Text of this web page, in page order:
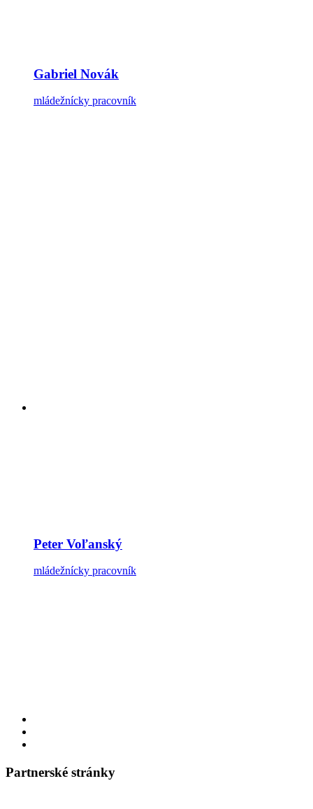
Gabriel Novák
mládežnícky pracovník
Peter Voľanský
mládežnícky pracovník
Partnerské stránky